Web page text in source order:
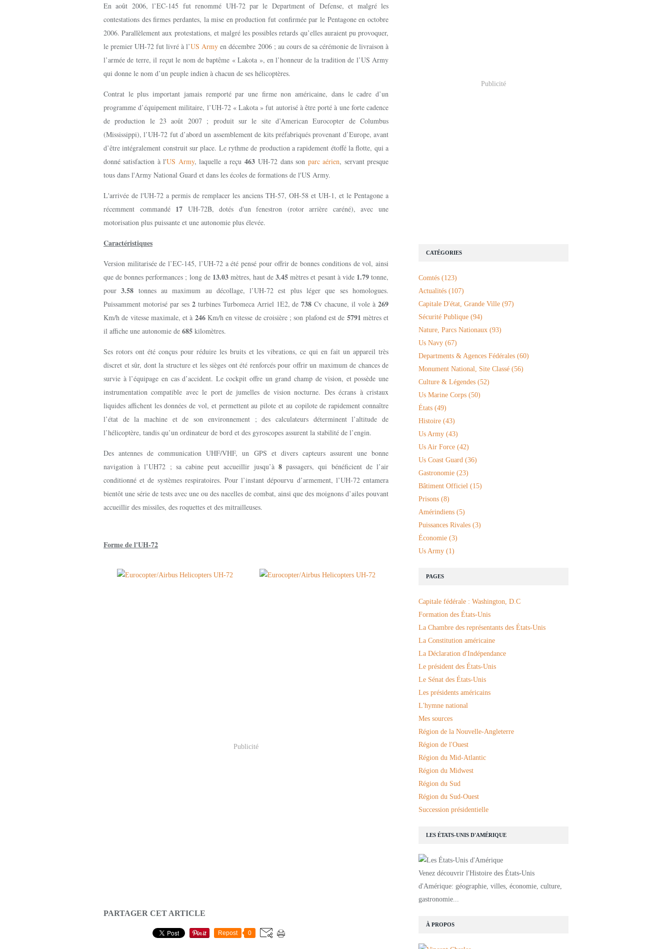
En août 2006, l’EC-145 fut renommé UH-72 par le Department of Defense, et malgré les
contestations des firmes perdantes, la mise en production fut confirmée par le Pentagone en octobre
2006. Parallèlement aux protestations, et malgré les possibles retards qu’elles auraient pu provoquer,
le premier UH-72 fut livré à l’US Army en décembre 2006 ; au cours de sa cérémonie de livraison à
l’armée de terre, il reçut le nom de baptême « Lakota », en l’honneur de la tradition de l’US Army
qui donne le nom d’un peuple indien à chacun de ses hélicoptères.
Contrat le plus important jamais remporté par une firme non américaine, dans le cadre d’un
programme d’équipement militaire, l’UH-72 « Lakota » fut autorisé à être porté à une forte cadence
de production le 23 août 2007 ; produit sur le site d’American Eurocopter de Columbus
(Mississippi), l’UH-72 fut d’abord un assemblement de kits préfabriqués provenant d’Europe, avant
d’être intégralement construit sur place. Le rythme de production a rapidement étoffé la flotte, qui a
donné satisfaction à l'US Army, laquelle a reçu 463UH-72 dans son parc aérien, servant presque
tous dans l'Army National Guard et dans les écoles de formations de l'US Army.
L'arrivée de l'UH-72 a permis de remplacer les anciens TH-57, OH-58 et UH-1, et le Pentagone a
récemment commandé 17 UH-72B, dotés d'un fenestron (rotor arrière caréné), avec une
motorisation plus puissante et une autonomie plus élevée.
Caractéristiques
Version militarisée de l’EC-145, l’UH-72 a été pensé pour offrir de bonnes conditions de vol, ainsi
que de bonnes performances ; long de 13.03 mètres, haut de3.45mètres et pesant à vide 1.79tonne,
pour3.58 tonnes au maximum au décollage, l’UH-72 est plus léger que ses homologues.
Puissamment motorisé par ses 2turbines Turbomeca Arriel 1E2, de738Cv chacune, il vole à 269
Km/h de vitesse maximale, et à 246 Km/h en vitesse de croisière ; son plafond est de 5791 mètres et
il affiche une autonomie de 685 kilomètres.
Ses rotors ont été conçus pour réduire les bruits et les vibrations, ce qui en fait un appareil très
discret et sûr, dont la structure et les sièges ont été renforcés pour offrir un maximum de chances de
survie à l’équipage en cas d’accident. Le cockpit offre un grand champ de vision, et possède une
instrumentation compatible avec le port de jumelles de vision nocturne. Des écrans à cristaux
liquides affichent les données de vol, et permettent au pilote et au copilote de rapidement connaître
l’état de la machine et de son environnement ; des calculateurs déterminent l’altitude de
l’hélicoptère, tandis qu’un ordinateur de bord et des gyroscopes assurent la stabilité de l’engin.
Des antennes de communication UHF/VHF, un GPS et divers capteurs assurent une bonne
navigation à l’UH72 ; sa cabine peut accueillir jusqu’à 8passagers, qui bénéficient de l’air
conditionné et de systèmes respiratoires. Pour l’instant dépourvu d’armement, l’UH-72 entamera
bientôt une série de tests avec une ou des nacelles de combat, ainsi que des moignons d’ailes pouvant
accueillir des missiles, des roquettes et des mitrailleuses.
Forme de l'UH-72
Publicité
PARTAGER CET ARTICLE
Repost 0
LES ÉTATS-UNIS D'AMÉRIQUE
Venez découvrir l'Histoire des États-Unis
d'Amérique: géographie, villes, économie, culture,
gastronomie...
À PROPOS
Publicité
PAGES
Capitale fédérale : Washington, D.C
Formation des États-Unis
La Chambre des représentants des États-Unis
La Constitution américaine
La Déclaration d'Indépendance
Le président des États-Unis
Le Sénat des États-Unis
Les présidents américains
L'hymne national
Mes sources
Région de la Nouvelle-Angleterre
Région de l'Ouest
Région du Mid-Atlantic
Région du Midwest
Région du Sud
Région du Sud-Ouest
Succession présidentielle
CATÉGORIES
Comtés (123)
Actualités (107)
Capitale D'état, Grande Ville (97)
Sécurité Publique (94)
Nature, Parcs Nationaux (93)
Us Navy (67)
Departments & Agences Fédérales (60)
Monument National, Site Classé (56)
Culture & Légendes (52)
Us Marine Corps (50)
États (49)
Histoire (43)
Us Army (43)
Us Air Force (42)
Us Coast Guard (36)
Gastronomie (23)
Bâtiment Officiel (15)
Prisons (8)
Amérindiens (5)
Puissances Rivales (3)
Économie (3)
Us Army (1)